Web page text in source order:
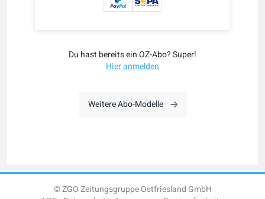
Du hast bereits ein OZ-Abo? Super!
Hier anmelden
Weitere Abo-Modelle
© ZGO Zeitungsgruppe Ostfriesland GmbH